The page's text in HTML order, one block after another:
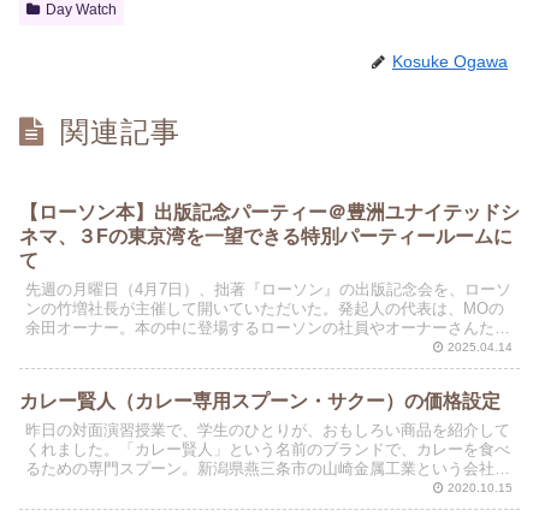
Day Watch
Kosuke Ogawa
関連記事
【ローソン本】出版記念パーティー＠豊洲ユナイテッドシ
ネマ、３Fの東京湾を一望できる特別パーティールームに
て
先週の月曜日（4月7日）、拙著『ローソン』の出版記念会を、ローソ
ンの竹増社長が主催して開いていただいた。発起人の代表は、MOの
余田オーナー。本の中に登場するローソンの社員やオーナーさんたち
2025.04.14
カレー賢人（カレー専用スプーン・サクー）の価格設定
昨日の対面演習授業で、学生のひとりが、おもしろい商品を紹介して
くれました。「カレー賢人」という名前のブランドで、カレーを食べ
るための専門スプーン。新潟県燕三条市の山崎金属工業という会社が
開発した商品です。お値段は1100円（＋消費税）。同社...
2020.10.15